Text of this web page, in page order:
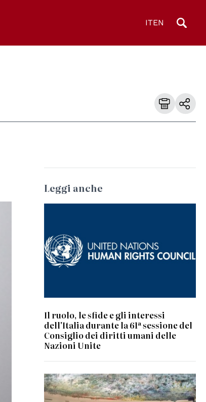
ITEN
Leggi anche
Il ruolo, le sfide e gli interessi
dell'Italia durante la 61ª sessione del
Consiglio dei diritti umani delle
Nazioni Unite
© UN Photo/Jess Hoffman